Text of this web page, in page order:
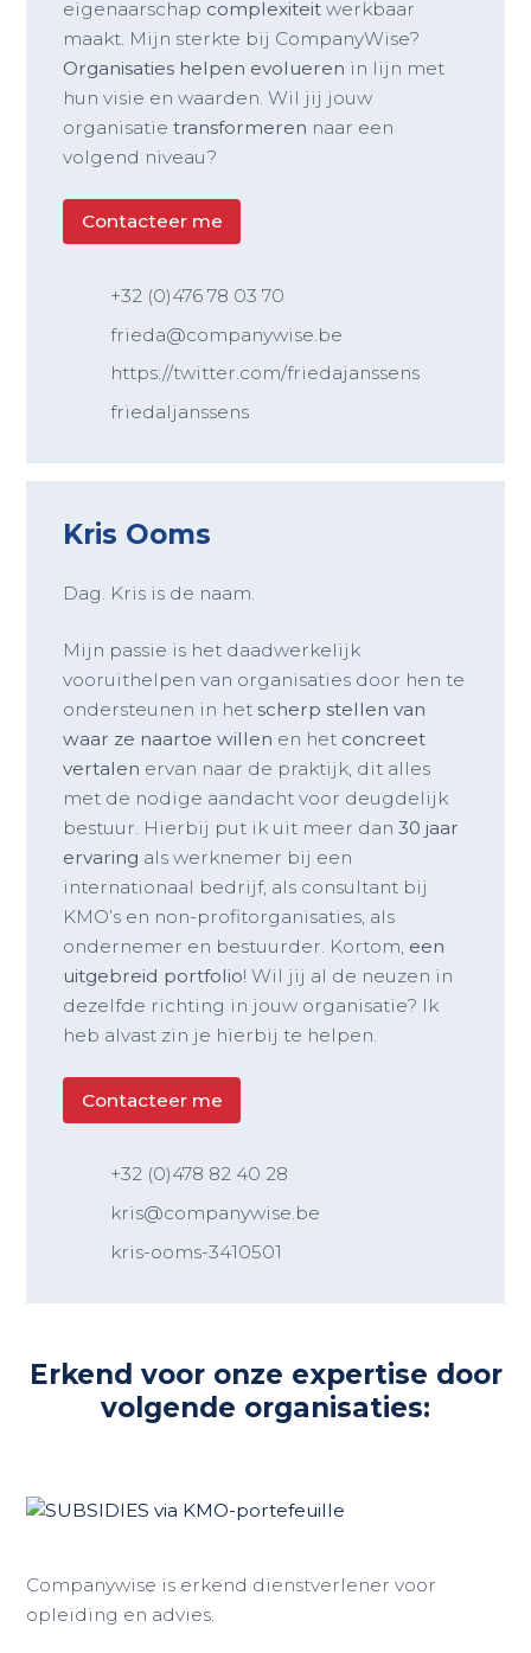
eigenaarschap complexiteitwerkbaar
maakt. Mijn sterkte bij CompanyWise?
Organisaties helpen evolueren in lijn met
hun visie en waarden. Wil jij jouw
organisatietransformeren naar een
volgend niveau?
Contacteer me
+32 (0)476 78 03 70
frieda@companywise.be
https://twitter.com/friedajanssens
friedaljanssens
Kris Ooms
Dag. Kris is de naam.
Mijn passie is het daadwerkelijk
vooruithelpen van organisaties door hen te
ondersteunen in hetscherp stellen van
waar ze naartoe willen en het concreet
vertalen ervan naar de praktijk, dit alles
met de nodige aandacht voor deugdelijk
bestuur. Hierbij put ik uit meer dan30 jaar
ervaring als werknemer bij een
internationaal bedrijf, als consultant bij
KMO’s en non-profitorganisaties, als
ondernemer en bestuurder. Kortom, een
uitgebreid portfolio! Wil jij al de neuzen in
dezelfde richting in jouw organisatie? Ik
heb alvast zin je hierbij te helpen.
Contacteer me
+32 (0)478 82 40 28
kris@companywise.be
kris-ooms-3410501
Erkend voor onze expertise door
volgende organisaties:
Companywise is erkend dienstverlener voor
opleiding en advies.